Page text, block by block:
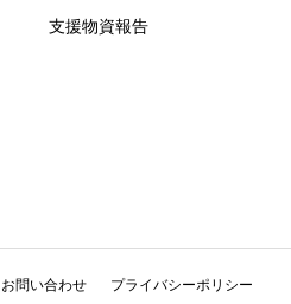
支援物資報告
お問い合わせ プライバシーポリシー